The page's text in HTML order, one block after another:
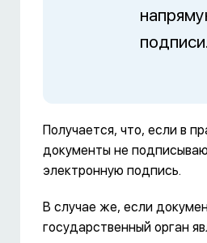
подписи.
Получается, что, если в
документы не
электронную подпись.
В случае же, если
государственный орган